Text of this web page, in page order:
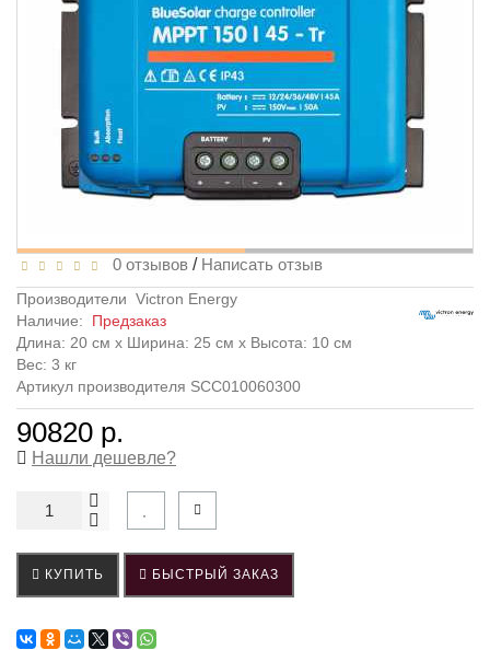
0 отзывов / Написать отзыв
Производители Victron Energy
Наличие: Предзаказ
Длина: 20 см x Ширина: 25 см x Высота: 10 см
Вес: 3 кг
Артикул производителя SCC010060300
90820 р.
Нашли дешевле?
КУПИТЬ БЫСТРЫЙ ЗАКАЗ